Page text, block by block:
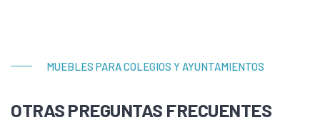
MUEBLES PARA COLEGIOS Y AYUNTAMIENTOS
OTRAS PREGUNTAS FRECUENTES